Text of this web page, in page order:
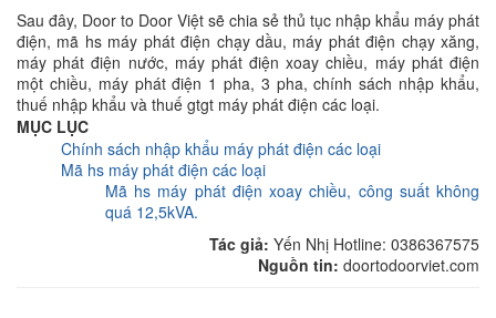
Sau đây, Door to Door Việt sẽ chia sẻ thủ tục nhập khẩu máy phát
điện, mã hs máy phát điện chạy dầu, máy phát điện chạy xăng,
máy phát điện nước, máy phát điện xoay chiều, máy phát điện
một chiều, máy phát điện 1 pha, 3 pha, chính sách nhập khẩu,
thuế nhập khẩu và thuế gtgt máy phát điện các loại.
MỤC LỤC
Chính sách nhập khẩu máy phát điện các loại
Mã hs máy phát điện các loại
Mã hs máy phát điện xoay chiều, công suất không
quá 12,5kVA.
Tác giả: Yến Nhị Hotline: 0386367575
Nguồn tin: doortodoorviet.com